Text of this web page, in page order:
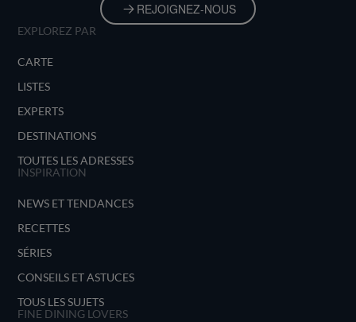
REJOIGNEZ-NOUS
EXPLOREZ PAR
CARTE
LISTES
EXPERTS
DESTINATIONS
TOUTES LES ADRESSES
INSPIRATION
NEWS ET TENDANCES
RECETTES
SÉRIES
CONSEILS ET ASTUCES
TOUS LES SUJETS
FINE DINING LOVERS